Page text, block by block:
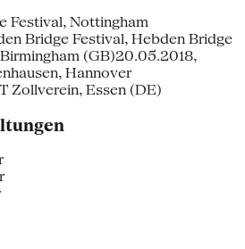
Festival, Nottingham
Bridge Festival, Hebden Bridge
(GB)20.05.2018,
Hannover
Zollverein, Essen (DE)